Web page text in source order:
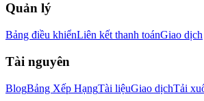
Quản lý
Bảng điều khiểnLiên kết thanh toánGiao dịch
Tài nguyên
BlogBảng Xếp HạngTài liệuGiao dịchTải